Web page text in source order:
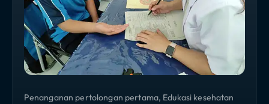
Penanganan pertolongan pertama, Edukasi kesehatan